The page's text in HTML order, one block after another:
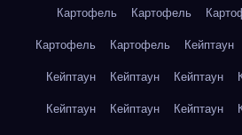
Картофель
Картофель
Картофель
Картофель Кейптаун
Кейптаун
Кейптаун Кейптаун
Кейптаун
Кейптаун Кейптаун